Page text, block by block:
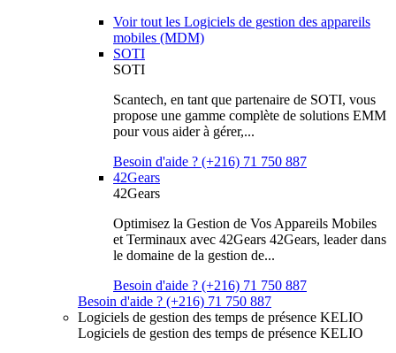
Voir tout les Logiciels de gestion des appareils
mobiles (MDM)
SOTI
SOTI
Scantech, en tant que partenaire de SOTI, vous
propose une gamme complète de solutions EMM
pour vous aider à gérer,...
Besoin d'aide ? (+216) 71 750 887
42Gears
42Gears
Optimisez la Gestion de Vos Appareils Mobiles
et Terminaux avec 42Gears 42Gears, leader dans
le domaine de la gestion de...
Besoin d'aide ? (+216) 71 750 887
Besoin d'aide ? (+216) 71 750 887
Logiciels de gestion des temps de présence KELIO
Logiciels de gestion des temps de présence KELIO